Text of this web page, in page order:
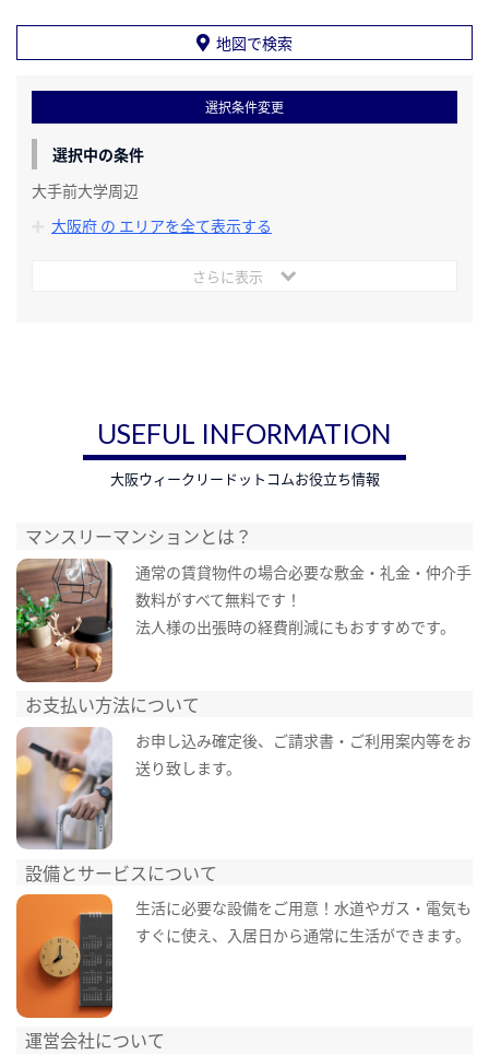
地図で検索
選択条件変更
選択中の条件
大手前大学周辺
大阪府 の エリアを全て表示する
さらに表示
USEFUL INFORMATION
大阪ウィークリードットコムお役立ち情報
マンスリーマンションとは？
通常の賃貸物件の場合必要な敷金・礼金・仲介手
数料がすべて無料です！
法人様の出張時の経費削減にもおすすめです。
お支払い方法について
お申し込み確定後、ご請求書・ご利用案内等をお
送り致します。
設備とサービスについて
生活に必要な設備をご用意！水道やガス・電気も
すぐに使え、入居日から通常に生活ができます。
運営会社について